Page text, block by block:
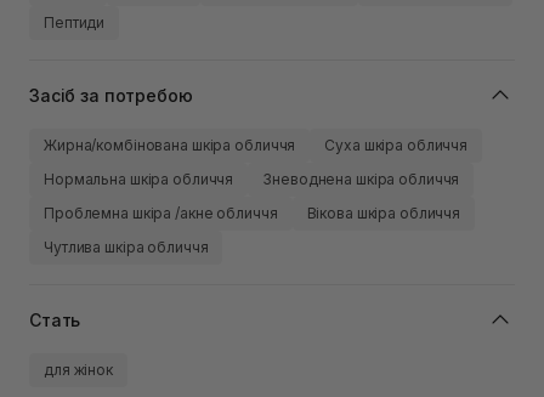
Пептиди
Засіб за потребою
Жирна/комбінована шкіра обличчя
Суха шкіра обличчя
Нормальна шкіра обличчя
Зневоднена шкіра обличчя
Проблемна шкіра /акне обличчя
Вікова шкіра обличчя
Чутлива шкіра обличчя
Стать
для жінок